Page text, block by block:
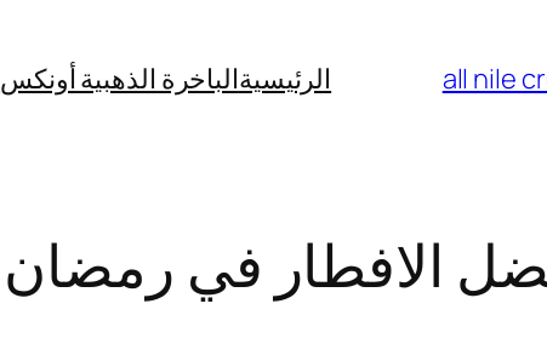
الرئيسيةالباخرة الذهبية أونكس
الافطار في رمضان